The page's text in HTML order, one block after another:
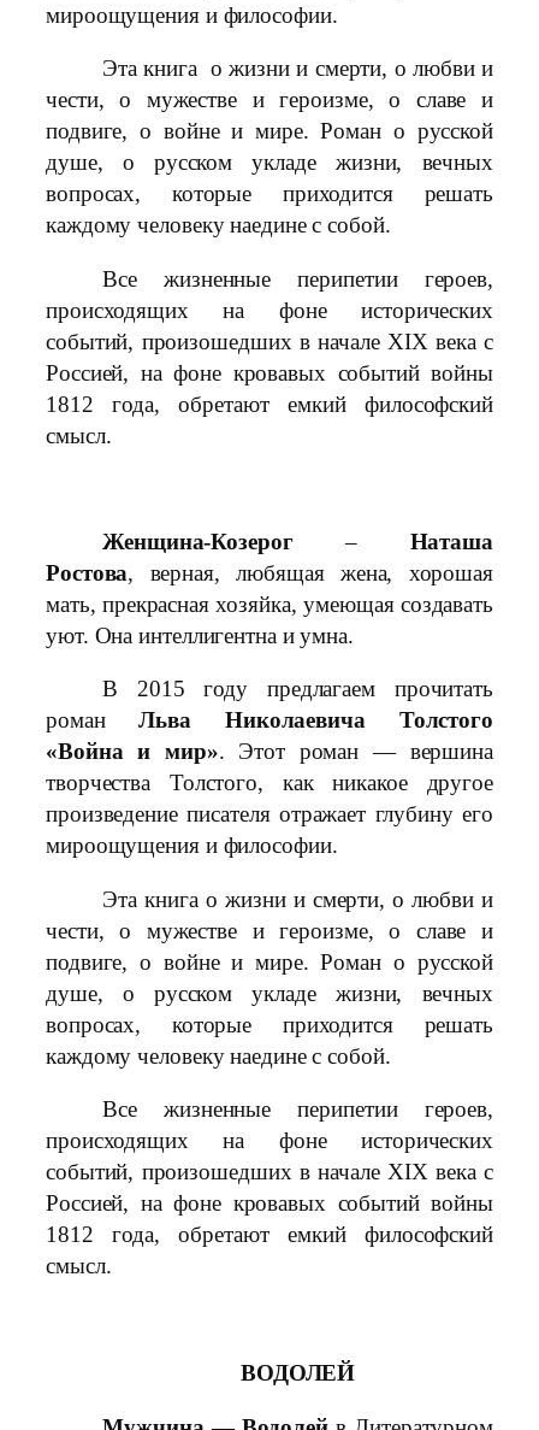
мироощущения и философии.
Эта книга о жизни и смерти, о любви и
чести, о мужестве и героизме, о славе и
подвиге, о войне и мире. Роман о русской
душе, о русском укладе жизни, вечных
вопросах, которые приходится решать
каждому человеку наедине с собой.
Все жизненные перипетии героев,
происходящих на фоне исторических
событий, произошедших в начале XIX века с
Россией, на фоне кровавых событий войны
1812 года, обретают емкий философский
смысл.
Женщина-Козерог– Наташа
Ростова, верная, любящая жена, хорошая
мать, прекрасная хозяйка, умеющая создавать
уют. Она интеллигентна и умна.
В 2015 году предлагаем прочитать
романЛьва Николаевича Толстого
«Война и мир». Этот роман — вершина
творчества Толстого, как никакое другое
произведение писателя отражает глубину его
мироощущения и философии.
Эта книга о жизни и смерти, о любви и
чести, о мужестве и героизме, о славе и
подвиге, о войне и мире. Роман о русской
душе, о русском укладе жизни, вечных
вопросах, которые приходится решать
каждому человеку наедине с собой.
Все жизненные перипетии героев,
происходящих на фоне исторических
событий, произошедших в начале XIX века с
Россией, на фоне кровавых событий войны
1812 года, обретают емкий философский
смысл.
ВОДОЛЕЙ